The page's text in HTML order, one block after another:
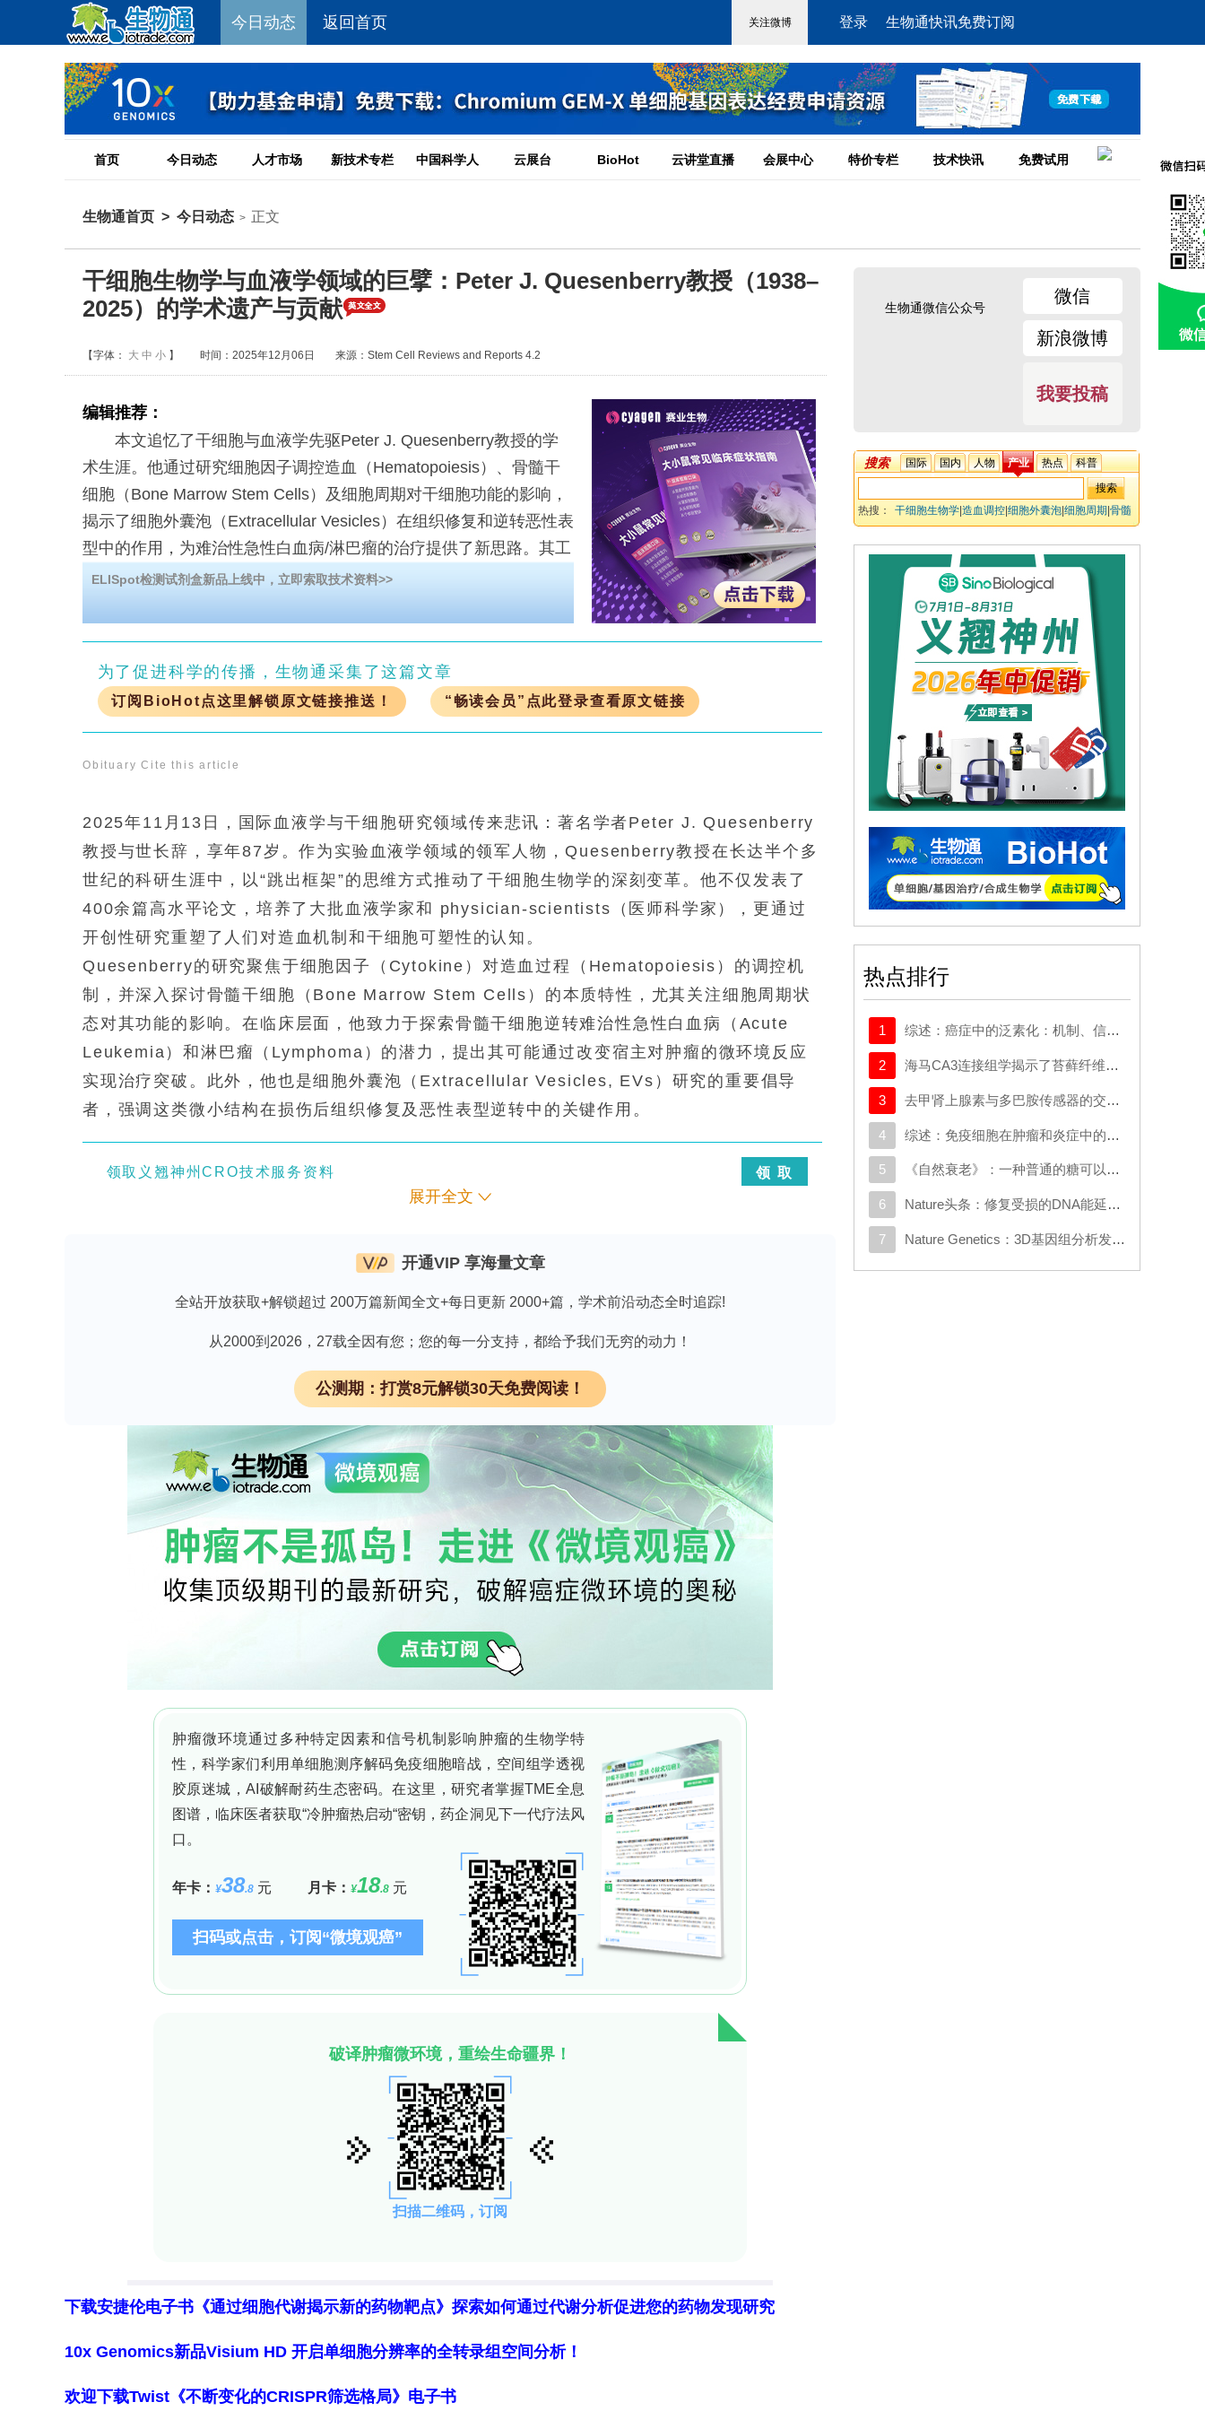
今日动态 返回首页 登录 生物通快讯免费订阅
首页 今日动态 人才市场 新技术专栏 中国科学人 云展台 BioHot 云讲堂直播 会展中心 特价专栏 技术快讯 免费试用
生物通首页 > 今日动态 > 正文
干细胞生物学与血液学领域的巨擘：Peter J. Quesenberry教授（1938–
2025）的学术遗产与贡献
【字体： 大 中 小 】 时间：2025年12月06日 来源：Stem Cell Reviews and Reports 4.2
编辑推荐：
本文追忆了干细胞与血液学先驱Peter J. Quesenberry教授的学
术生涯。他通过研究细胞因子调控造血（Hematopoiesis）、骨髓干
细胞（Bone Marrow Stem Cells）及细胞周期对干细胞功能的影响，
揭示了细胞外囊泡（Extracellular Vesicles）在组织修复和逆转恶性表
型中的作用，为难治性急性白血病/淋巴瘤的治疗提供了新思路。其工
作发表于NEJM、Nature等顶级期刊，推动了临床转化。
ELISpot检测试剂盒新品上线中，立即索取技术资料>>
为了促进科学的传播，生物通采集了这篇文章
订阅BioHot点这里解锁原文链接推送！ “畅读会员”点此登录查看原文链接
Obituary Cite this article
2025年11月13日，国际血液学与干细胞研究领域传来悲讯：著名学者Peter J. Quesenberry
教授与世长辞，享年87岁。作为实验血液学领域的领军人物，Quesenberry教授在长达半个多
世纪的科研生涯中，以“跳出框架”的思维方式推动了干细胞生物学的深刻变革。他不仅发表了
400余篇高水平论文，培养了大批血液学家和 physician-scientists（医师科学家），更通过
开创性研究重塑了人们对造血机制和干细胞可塑性的认知。
Quesenberry的研究聚焦于细胞因子（Cytokine）对造血过程（Hematopoiesis）的调控机
制，并深入探讨骨髓干细胞（Bone Marrow Stem Cells）的本质特性，尤其关注细胞周期状
态对其功能的影响。在临床层面，他致力于探索骨髓干细胞逆转难治性急性白血病（Acute
Leukemia）和淋巴瘤（Lymphoma）的潜力，提出其可能通过改变宿主对肿瘤的微环境反应
实现治疗突破。此外，他也是细胞外囊泡（Extracellular Vesicles, EVs）研究的重要倡导
者，强调这类微小结构在损伤后组织修复及恶性表型逆转中的关键作用。
领取义翘神州CRO技术服务资料 领 取
本），结合细胞周期同步化技术、细胞因子刺激实验、细胞外囊泡分离与功能鉴定（如超速离
心、蛋白组学分析）以及动物模型验证，系统评估干细胞增殖、分化和免疫调节功能。其研究
通过系列实验，Quesenberry团队发现特定细胞因子（如GM-CSF、IL-3）可动态调节造血干
细胞的细胞周期进程，从而影响其自我更新与分化平衡。这一发现挑战了传统认为干细胞处于
静止期的观点，为扩增临床级干细胞提供了理论依据。
细胞外囊泡介导的细胞命运重编程
研究证实，骨髓干细胞释放的细胞外囊泡能够携带功能性蛋白质、RNA等生物活性分子，通过
旁分泌机制促进组织修复（如心肌梗死、放射损伤模型），并显著抑制肿瘤细胞恶性表型。其
团队在《Blood》《Leukemia》等期刊发表的多篇论文系统阐述了囊泡内容物（如
microRNA、信号通路蛋白）在调控受体细胞基因表达中的作用。
Quesenberry提出“干细胞功能与细胞周期相位密切关联”的创新理论，证明处于不同周期阶段
/S期）的干细胞具有异质性分化潜能。该理论为优化干细胞移植策略提供了新视角，
尤其在提高移植效率及减少肿瘤复发风险方面意义重大。
结论与展望
Peter Quesenberry的工作从根本上连接了基础干细胞生物学与临床血液肿瘤学，其关于细胞
周期、细胞外囊泡和造血微环境的研究为开发新型细胞治疗策略奠定了基石。他担任《Journal
of Experimental Hematology》编辑及国际血液学学会主席期间，极大促进了全球学术交
流。其科学遗产将继续通过学生与合作者（如其子Matthew Quesenberry等）延续，推动干细
胞研究向临床转化迈进。正如悼文所述：“我们深切怀念这位卓越的科学家、导师与同事，他的
精神将激励后人继续探索未知。”
（注：本文内容均整理自Mariusz Ratajczak发表于《Stem Cell Reviews and Reports》的
悼文，未添加非原文信息。）
打赏
展开全文
开通VIP 享海量文章
全站开放获取+解锁超过 200万篇新闻全文+每日更新 2000+篇，学术前沿动态全时追踪!
从2000到2026，27载全因有您；您的每一分支持，都给予我们无穷的动力！
公测期：打赏8元解锁30天免费阅读！
下载安捷伦电子书《通过细胞代谢揭示新的药物靶点》探索如何通过代谢分析促进您的药物发现研究
10x Genomics新品Visium HD 开启单细胞分辨率的全转录组空间分析！
欢迎下载Twist《不断变化的CRISPR筛选格局》电子书
生物通微信公众号
微信
新浪微博
我要投稿
搜索 国际 国内 人物 产业 热点 科普
热搜： 干细胞生物学 造血调控 细胞外囊泡 细胞周期 骨髓
液学学会
热点排行
1 综述：癌症中的泛素化：机制、信号网络及潜在的治疗机会
2 海马CA3连接组学揭示了苔藓纤维输入梯度及对锥体细胞的选择性前馈抑制
3 去甲肾上腺素与多巴胺传感器的交叉反应取决于局部神经支配密度
4 综述：免疫细胞在肿瘤和炎症中的迁移：分子机制与治疗靶点
5 《自然衰老》：一种普通的糖可以帮助癌细胞挣脱并扩散
6 Nature头条：修复受损的DNA能延长寿命吗？
7 Nature Genetics：3D基因组分析发现与克罗恩病相关的新基因